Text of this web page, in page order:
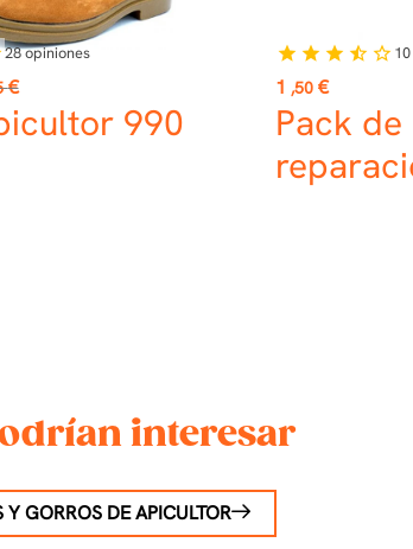
€
990
28opiniones
Precio
1 ,50 €
Pack
star star star star_half star_border 10
interesar
Y GORROS DE APICULTOR